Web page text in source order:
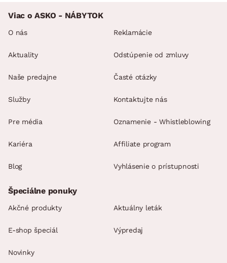
Viac o ASKO - NÁBYTOK
O nás
Aktuality
Naše predajne
Služby
Pre média
Kariéra
Blog
Reklamácie
Odstúpenie od zmluvy
Časté otázky
Kontaktujte nás
Oznamenie - Whistleblowing
Affiliate program
Vyhlásenie o prístupnosti
Špeciálne ponuky
Akčné produkty Aktuálny leták
E-shop špeciál Výpredaj
Novinky